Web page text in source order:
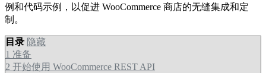
例和代码示例，以促进 WooCommerce 商店的无缝集成和定
制。
目录 隐藏
1 准备
2 开始使用 WooCommerce REST API